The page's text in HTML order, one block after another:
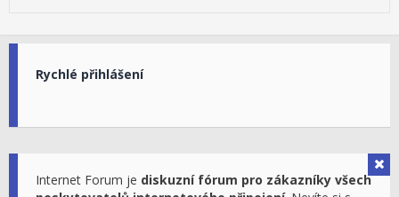
Rychlé přihlášení
Internet Forum je diskuzní fórum pro zákazníky všech